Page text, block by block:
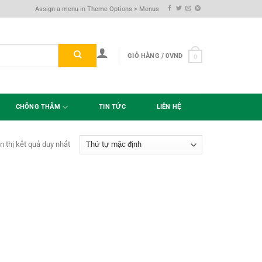
Assign a menu in Theme Options > Menus
GIỎ HÀNG /0VND 0
CHỐNG THẤM TIN TỨC LIÊN HỆ
thị kết quả duy nhất